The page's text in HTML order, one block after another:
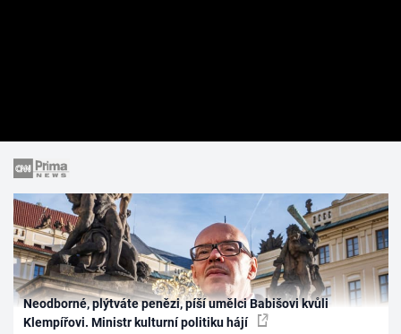
Neodborné, plýtváte penězi, píší umělci Babišovi kvůli
Klempířovi. Ministr kulturní politiku hájí